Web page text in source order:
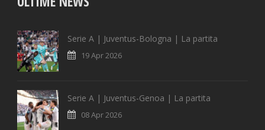
Serie A | Juventus-Bologna | La partita
19 Apr 2026
Serie A | Juventus-Genoa | La partita
08 Apr 2026